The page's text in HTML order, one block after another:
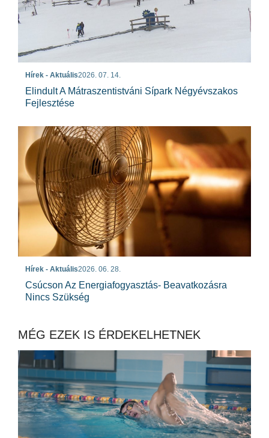
Hírek - Aktuális2026. 07. 14.
Elindult A Mátraszentistváni Sípark Négyévszakos
Fejlesztése
Hírek - Aktuális2026. 06. 28.
Csúcson Az Energiafogyasztás- Beavatkozásra
Nincs Szükség
MÉG EZEK IS ÉRDEKELHETNEK